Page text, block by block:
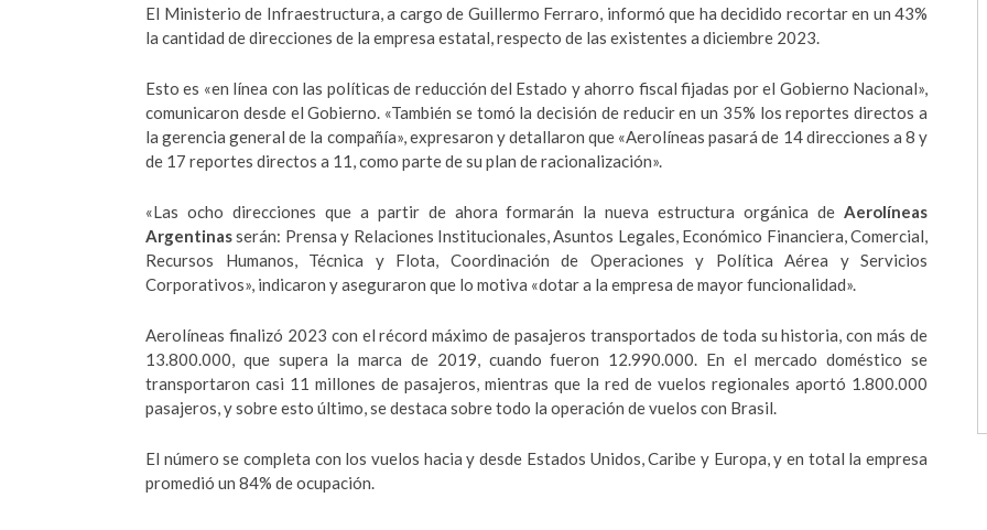
El Ministerio de Infraestructura, a cargo de Guillermo Ferraro, informó que ha decidido recortar en un 43%
la cantidad de direcciones de la empresa estatal, respecto de las existentes a diciembre 2023.
Esto es «en línea con las políticas de reducción del Estado y ahorro fiscal fijadas por el Gobierno Nacional»,
comunicaron desde el Gobierno. «También se tomó la decisión de reducir en un 35% los reportes directos a
la gerencia general de la compañía», expresaron y detallaron que «Aerolíneas pasará de 14 direcciones a 8 y
de 17 reportes directos a 11, como parte de su plan de racionalización».
«Las ocho direcciones que a partir de ahora formarán la nueva estructura orgánica de Aerolíneas
Argentinasserán: Prensa y Relaciones Institucionales, Asuntos Legales, Económico Financiera, Comercial,
Recursos Humanos, Técnica y Flota, Coordinación de Operaciones y Política Aérea y Servicios
Corporativos», indicaron y aseguraron que lo motiva «dotar a la empresa de mayor funcionalidad».
Aerolíneas finalizó 2023 con el récord máximo de pasajeros transportados de toda su historia, con más de
13.800.000, que supera la marca de 2019, cuando fueron 12.990.000. En el mercado doméstico se
transportaron casi 11 millones de pasajeros, mientras que la red de vuelos regionales aportó 1.800.000
pasajeros, y sobre esto último, se destaca sobre todo la operación de vuelos con Brasil.
El número se completa con los vuelos hacia y desde Estados Unidos, Caribe y Europa, y en total la empresa
promedió un 84% de ocupación.